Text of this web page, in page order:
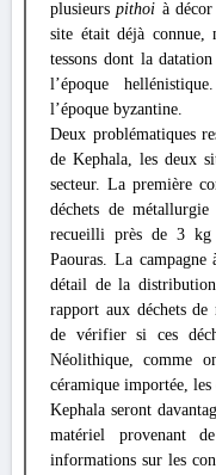
plusieurspithoi à
site était déjà connue,
tessons dont la
l’époque
l’époque byzantine.
Deux problématiques
de Kephala, les deux
secteur. La première
déchets de
recueilli près de 3 kg
Paouras. La campagne
détail de la
rapport aux déchets
de vérifier si ces
Néolithique, comme
céramique importée,
Kephala seront
matériel provenant
informations sur les